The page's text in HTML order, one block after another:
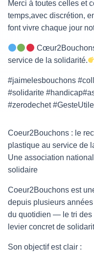
Merci à toutes celles et
temps,avec discrétion,
font vivre chaque jour
service de la solidarité.
#jaimelesbouchons
#solidarite
#zerodechet #GesteUtile
Coeur2Bouchons : le
plastique au service de
Une association
solidaire
Coeur2Bouchons est
depuis plusieurs
du quotidien — le tri
levier concret de
Son objectif est clair :